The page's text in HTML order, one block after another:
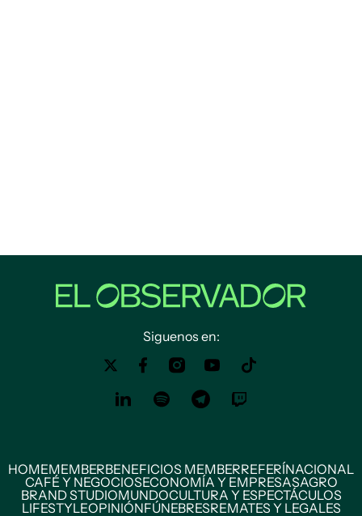
Siguenos en:
HOMEMEMBERBENEFICIOS MEMBERREFERÍNACIONAL
CAFÉ Y NEGOCIOSECONOMÍA Y EMPRESASAGRO
BRAND STUDIOMUNDOCULTURA Y ESPECTÁCULOS
LIFESTYLEOPINIÓNFÚNEBRESREMATES Y LEGALES